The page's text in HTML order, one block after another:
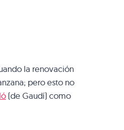
la renovación
pero esto no
(de Gaudí) como